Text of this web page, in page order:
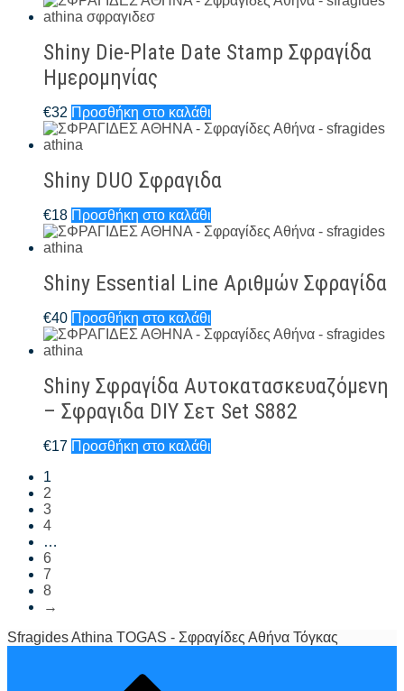
Shiny Die-Plate Date Stamp Σφραγίδα
Ημερομηνίας
€32 Προσθήκη στο καλάθι
Shiny DUO Σφραγιδα
€18 Προσθήκη στο καλάθι
Shiny Essential Line Αριθμών Σφραγίδα
€40 Προσθήκη στο καλάθι
Shiny Σφραγίδα Αυτοκατασκευαζόμενη
– Σφραγιδα DIY Σετ Set S882
€17 Προσθήκη στο καλάθι
1
2
3
4
…
6
7
8
→
Sfragides Athina TOGAS - Σφραγίδες Αθήνα Τόγκας